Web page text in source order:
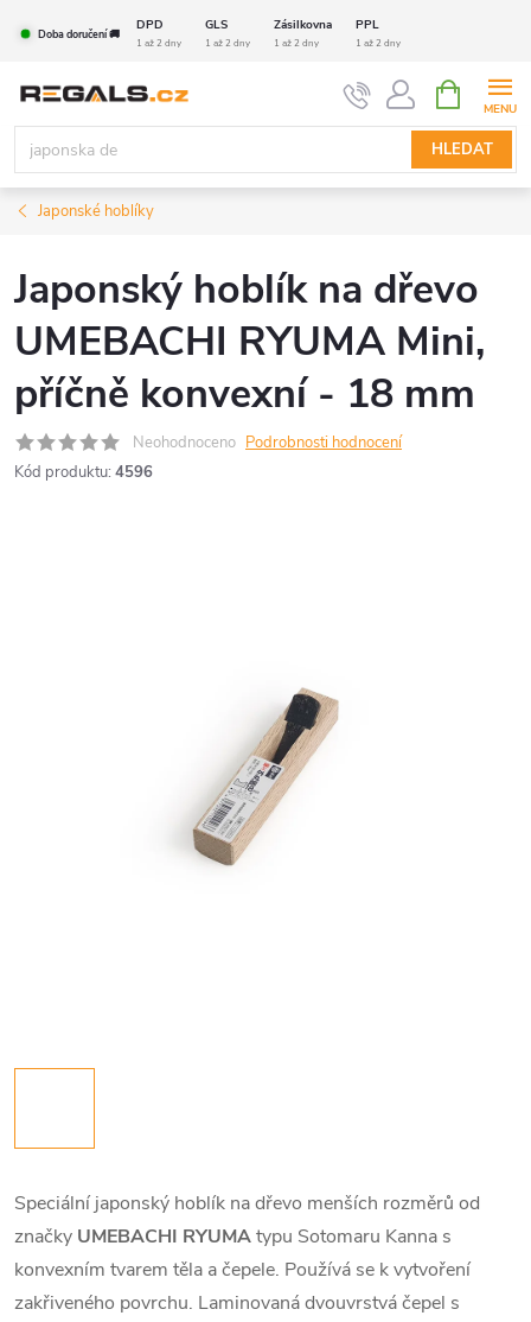
Doba doručení 🚚
DPD GLS Zásilkovna PPL
1 až 2 dny 1 až 2 dny 1 až 2 dny 1 až 2 dny
HLEDAT
NÁKUPNÍ
KOŠÍK
Japonské hoblíky
Japonský hoblík na dřevo
UMEBACHI RYUMA Mini,
příčně konvexní - 18 mm
Neohodnoceno Podrobnosti hodnocení
Kód produktu: 4596
Speciální japonský hoblík na dřevo menších rozměrů od
značky UMEBACHI RYUMAtypu Sotomaru Kanna s
konvexním tvarem těla a čepele. Používá se k vytvoření
zakřiveného povrchu. Laminovaná dvouvrstvá čepel s